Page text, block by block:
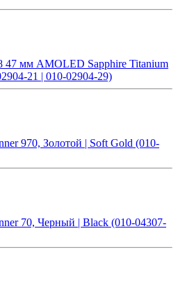
47 мм AMOLED Sapphire Titanium
21 | 010-02904-29)
970, Золотой | Soft Gold (010-
70, Черный | Black (010-04307-